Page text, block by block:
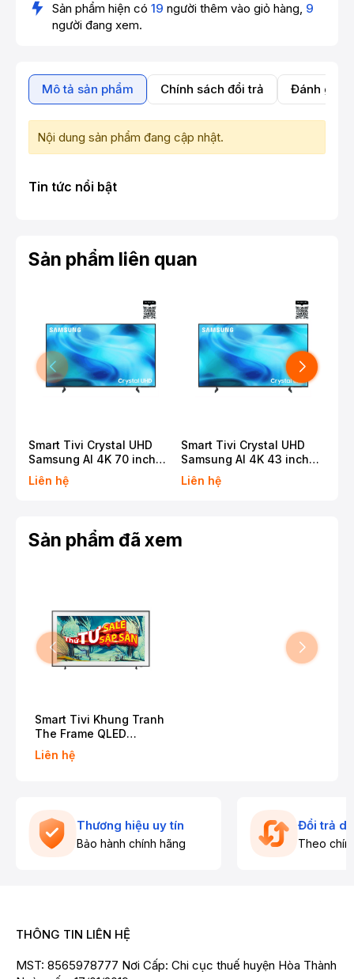
Sản phẩm hiện có 19 người thêm vào giỏ hàng, 9
người đang xem.
Mô tả sản phẩm Chính sách đổi trả Đánh giá
Nội dung sản phẩm đang cập nhật.
Tin tức nổi bật
Sản phẩm liên quan
Smart Tivi Crystal UHD
Samsung AI 4K 70 inch
UA70U8500H
Liên hệ
Smart Tivi Crystal UHD
Samsung AI 4K 43 inch
UA43U8000H
Liên hệ
Sản phẩm đã xem
Smart Tivi Khung Tranh
The Frame QLED
Samsung AI 4K 55 inch
QA55LS03F
Liên hệ
Thương hiệu uy tín
Bảo hành chính hãng
Đổi trả
Theo
THÔNG TIN LIÊN HỆ
MST: 8565978777 Nơi Cấp: Chi cục thuế huyện Hòa Thành